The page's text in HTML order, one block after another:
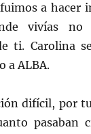
a hacer
vivías no
ti. Carolina
a ALBA.
difícil, por
pasaban